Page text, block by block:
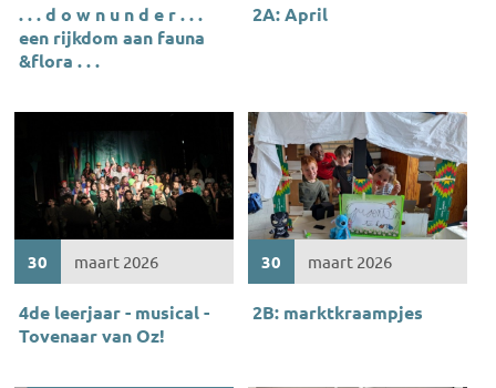
. . . d o w n u n d e r . . .
een rijkdom aan fauna
&flora . . .
2A: April
30 maart 2026
4de leerjaar - musical -
Tovenaar van Oz!
30 maart 2026
2B: marktkraampjes